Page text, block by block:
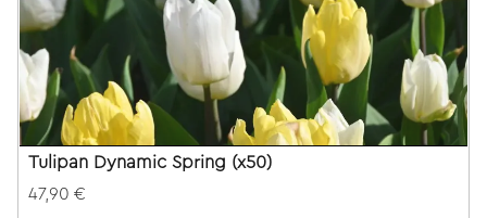
Tulipan Dynamic Spring (x50)
47,90 €